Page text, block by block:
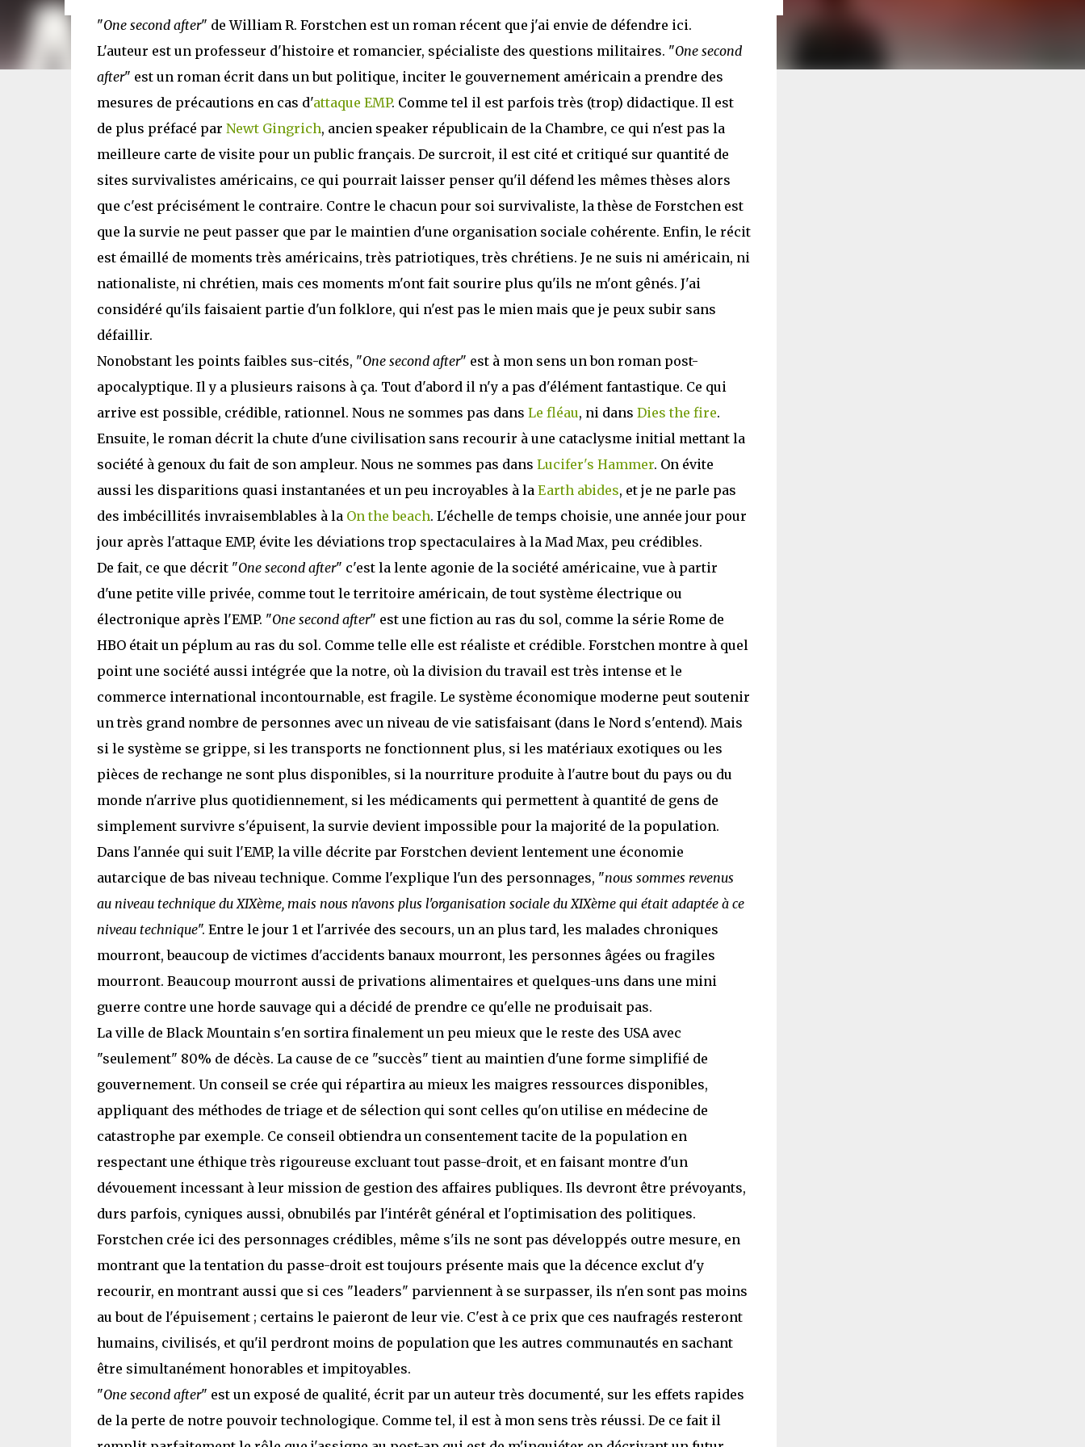
"One second after" de William R. Forstchen est un roman récent que j'ai envie de défendre ici.
L'auteur est un professeur d'histoire et romancier, spécialiste des questions militaires. "One second
after" est un roman écrit dans un but politique, inciter le gouvernement américain a prendre des
mesures de précautions en cas d'attaque EMP. Comme tel il est parfois très (trop) didactique. Il est
de plus préfacé par Newt Gingrich, ancien speaker républicain de la Chambre, ce qui n'est pas la
meilleure carte de visite pour un public français. De surcroit, il est cité et critiqué sur quantité de
sites survivalistes américains, ce qui pourrait laisser penser qu'il défend les mêmes thèses alors
que c'est précisément le contraire. Contre le chacun pour soi survivaliste, la thèse de Forstchen est
que la survie ne peut passer que par le maintien d'une organisation sociale cohérente. Enfin, le récit
est émaillé de moments très américains, très patriotiques, très chrétiens. Je ne suis ni américain, ni
nationaliste, ni chrétien, mais ces moments m'ont fait sourire plus qu'ils ne m'ont gênés. J'ai
considéré qu'ils faisaient partie d'un folklore, qui n'est pas le mien mais que je peux subir sans
défaillir.
Nonobstant les points faibles sus-cités, "One second after" est à mon sens un bon roman post-
apocalyptique. Il y a plusieurs raisons à ça. Tout d'abord il n'y a pas d'élément fantastique. Ce qui
arrive est possible, crédible, rationnel. Nous ne sommes pas dans Le fléau, ni dans Dies the fire.
Ensuite, le roman décrit la chute d'une civilisation sans recourir à une cataclysme initial mettant la
société à genoux du fait de son ampleur. Nous ne sommes pas dans Lucifer's Hammer. On évite
aussi les disparitions quasi instantanées et un peu incroyables à la Earth abides, et je ne parle pas
des imbécillités invraisemblables à la On the beach. L'échelle de temps choisie, une année jour pour
jour après l'attaque EMP, évite les déviations trop spectaculaires à la Mad Max, peu crédibles.
De fait, ce que décrit "One second after" c'est la lente agonie de la société américaine, vue à partir
d'une petite ville privée, comme tout le territoire américain, de tout système électrique ou
électronique après l'EMP. "One second after" est une fiction au ras du sol, comme la série Rome de
HBO était un péplum au ras du sol. Comme telle elle est réaliste et crédible. Forstchen montre à quel
point une société aussi intégrée que la notre, où la division du travail est très intense et le
commerce international incontournable, est fragile. Le système économique moderne peut soutenir
un très grand nombre de personnes avec un niveau de vie satisfaisant (dans le Nord s'entend). Mais
si le système se grippe, si les transports ne fonctionnent plus, si les matériaux exotiques ou les
pièces de rechange ne sont plus disponibles, si la nourriture produite à l'autre bout du pays ou du
monde n'arrive plus quotidiennement, si les médicaments qui permettent à quantité de gens de
simplement survivre s'épuisent, la survie devient impossible pour la majorité de la population.
Dans l'année qui suit l'EMP, la ville décrite par Forstchen devient lentement une économie
autarcique de bas niveau technique. Comme l'explique l'un des personnages, "nous sommes revenus
au niveau technique du XIXème, mais nous n'avons plus l'organisation sociale du XIXème qui était adaptée à ce
niveau technique". Entre le jour 1 et l'arrivée des secours, un an plus tard, les malades chroniques
mourront, beaucoup de victimes d'accidents banaux mourront, les personnes âgées ou fragiles
mourront. Beaucoup mourront aussi de privations alimentaires et quelques-uns dans une mini
guerre contre une horde sauvage qui a décidé de prendre ce qu'elle ne produisait pas.
La ville de Black Mountain s'en sortira finalement un peu mieux que le reste des USA avec
"seulement" 80% de décès. La cause de ce "succès" tient au maintien d'une forme simplifié de
gouvernement. Un conseil se crée qui répartira au mieux les maigres ressources disponibles,
appliquant des méthodes de triage et de sélection qui sont celles qu'on utilise en médecine de
catastrophe par exemple. Ce conseil obtiendra un consentement tacite de la population en
respectant une éthique très rigoureuse excluant tout passe-droit, et en faisant montre d'un
dévouement incessant à leur mission de gestion des affaires publiques. Ils devront être prévoyants,
durs parfois, cyniques aussi, obnubilés par l'intérêt général et l'optimisation des politiques.
Forstchen crée ici des personnages crédibles, même s'ils ne sont pas développés outre mesure, en
montrant que la tentation du passe-droit est toujours présente mais que la décence exclut d'y
recourir, en montrant aussi que si ces "leaders" parviennent à se surpasser, ils n'en sont pas moins
au bout de l'épuisement ; certains le paieront de leur vie. C'est à ce prix que ces naufragés resteront
humains, civilisés, et qu'il perdront moins de population que les autres communautés en sachant
être simultanément honorables et impitoyables.
"One second after" est un exposé de qualité, écrit par un auteur très documenté, sur les effets rapides
de la perte de notre pouvoir technologique. Comme tel, il est à mon sens très réussi. De ce fait il